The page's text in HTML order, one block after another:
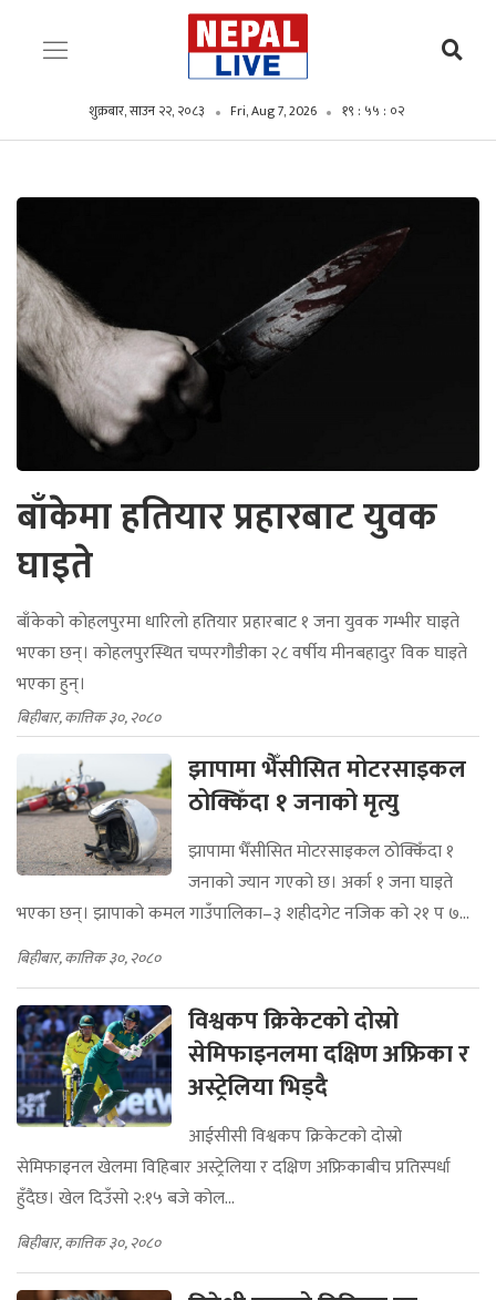
शुक्रबार, साउन २२, २०८३ Fri, Aug 7, 2026 १९ : ५५ : ०३
बाँकेमा हतियार प्रहारबाट युवक
घाइते
बाँकेको कोहलपुरमा धारिलो हतियार प्रहारबाट १ जना युवक गम्भीर घाइते
भएका छन्। कोहलपुरस्थित चप्परगौडीका २८ वर्षीय मीनबहादुर विक घाइते
भएका हुन्।
बिहीबार, कात्तिक ३०, २०८०
झापामा भैँसीसित मोटरसाइकल
ठोक्किँदा १ जनाको मृत्यु
झापामा भैँसीसित मोटरसाइकल ठोक्किँदा १
जनाको ज्यान गएको छ। अर्का १ जना घाइते
भएका छन्। झापाको कमल गाउँपालिका–३ शहीदगेट नजिक को २१ प ७...
बिहीबार, कात्तिक ३०, २०८०
विश्वकप क्रिकेटको दोस्रो
सेमिफाइनलमा दक्षिण अफ्रिका र
अस्ट्रेलिया भिड्दै
आईसीसी विश्वकप क्रिकेटको दोस्रो
सेमिफाइनल खेलमा विहिबार अस्ट्रेलिया र दक्षिण अफ्रिकाबीच प्रतिस्पर्धा
हुँदैछ। खेल दिउँसो २:१५ बजे कोल...
बिहीबार, कात्तिक ३०, २०८०